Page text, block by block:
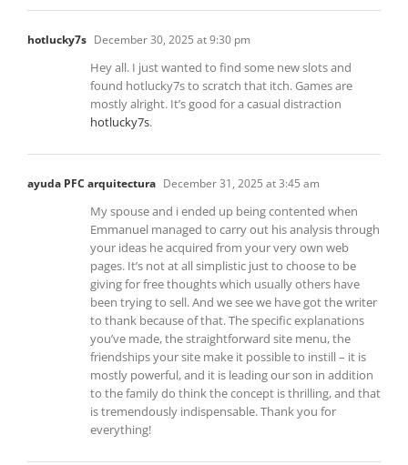
hotlucky7s December 30, 2025 at 9:30 pm
Hey all. I just wanted to find some new slots and
found hotlucky7s to scratch that itch. Games are
mostly alright. It’s good for a casual distraction
hotlucky7s.
ayuda PFC arquitectura December 31, 2025 at 3:45 am
My spouse and i ended up being contented when
Emmanuel managed to carry out his analysis through
your ideas he acquired from your very own web
pages. It’s not at all simplistic just to choose to be
giving for free thoughts which usually others have
been trying to sell. And we see we have got the writer
to thank because of that. The specific explanations
you’ve made, the straightforward site menu, the
friendships your site make it possible to instill – it is
mostly powerful, and it is leading our son in addition
to the family do think the concept is thrilling, and that
is tremendously indispensable. Thank you for
everything!